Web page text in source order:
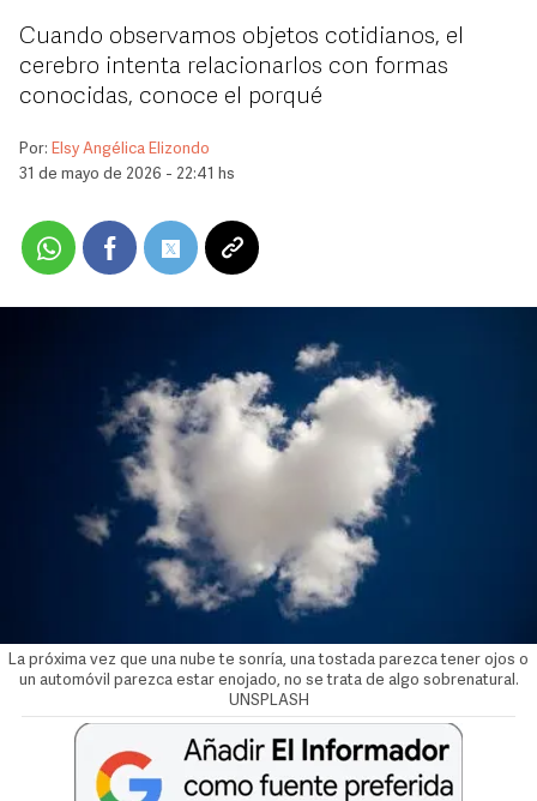
Cuando observamos objetos cotidianos, el
cerebro intenta relacionarlos con formas
conocidas, conoce el porqué
Por: Elsy Angélica Elizondo
31 de mayo de 2026 - 22:41 hs
La próxima vez que una nube te sonría, una tostada parezca tener ojos o
un automóvil parezca estar enojado, no se trata de algo sobrenatural.
UNSPLASH